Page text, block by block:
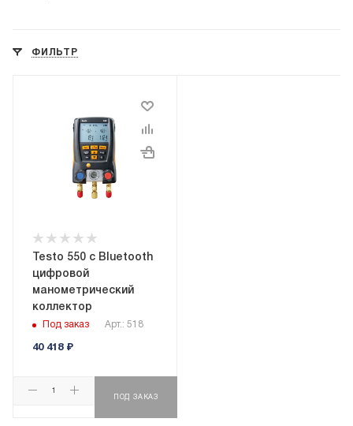
ФИЛЬТР
Testo 550 с Bluetooth
цифровой
манометрический
коллектор
Под заказ Арт.: 518
40 418₽
ПОД ЗАКАЗ